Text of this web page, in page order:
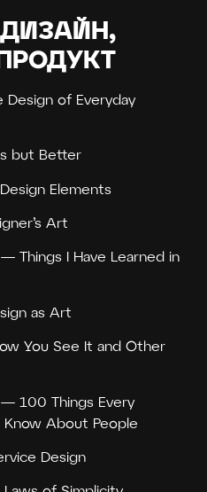
ДИЗАЙН,
Design of Everyday
but Better
Elements
Art
Things I Have Learned in
as Art
You See It and Other
— 100 Things Every
About People
Design